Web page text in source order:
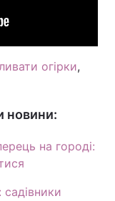
огірки,
новини:
на городі: